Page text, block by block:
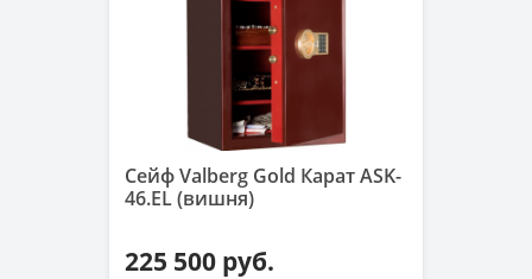
Сейф Valberg Gold Карат ASK-
46.EL (вишня)
225 500 руб.